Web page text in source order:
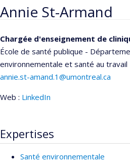
Annie St-Armand
Chargée d'enseignement de
École de santé publique -
environnementale et santé au travail
annie.st-amand.1@umontreal.ca
Web : LinkedIn
Expertises
Santé environnementale